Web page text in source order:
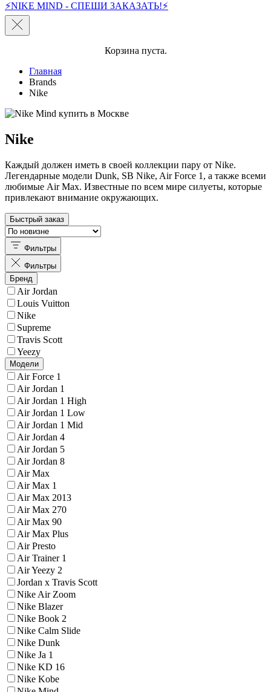
⚡NIKE MIND - СПЕШИ ЗАКАЗАТЬ!⚡
Корзина пуста.
Главная
Brands
Nike
Nike
Каждый должен иметь в своей коллекции пару от Nike.
Легендарные модели Dunk, SB Nike, Air Force 1, а также всеми
любимые Air Max. Известные по всем мире силуеты, которые
привлекают внимание окружающих.
Быстрый заказ
Фильтры
Фильтры
Бренд
Air Jordan
Louis Vuitton
Nike
Supreme
Travis Scott
Yeezy
Модели
Air Force 1
Air Jordan 1
Air Jordan 1 High
Air Jordan 1 Low
Air Jordan 1 Mid
Air Jordan 4
Air Jordan 5
Air Jordan 8
Air Max
Air Max 1
Air Max 2013
Air Max 270
Air Max 90
Air Max Plus
Air Presto
Air Trainer 1
Air Yeezy 2
Jordan x Travis Scott
Nike Air Zoom
Nike Blazer
Nike Book 2
Nike Calm Slide
Nike Dunk
Nike Ja 1
Nike KD 16
Nike Kobe